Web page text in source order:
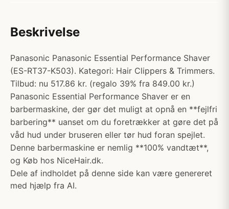
Beskrivelse
Panasonic Panasonic Essential Performance Shaver
(ES-RT37-K503). Kategori: Hair Clippers & Trimmers.
Tilbud: nu 517.86 kr. (regalo 39% fra 849.00 kr.)
Panasonic Essential Performance Shaver er en
barbermaskine, der gør det muligt at opnå en **fejlfri
barbering** uanset om du foretrækker at gøre det på
våd hud under bruseren eller tør hud foran spejlet.
Denne barbermaskine er nemlig **100% vandtæt**,
og Køb hos NiceHair.dk.
Dele af indholdet på denne side kan være genereret
med hjælp fra AI.